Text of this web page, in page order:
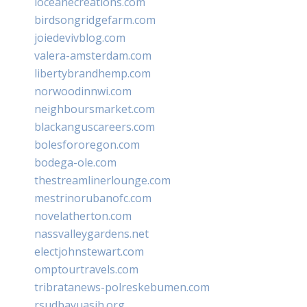
birdsongridgefarm.com
joiedevivblog.com
valera-amsterdam.com
libertybrandhemp.com
norwoodinnwi.com
neighboursmarket.com
blackanguscareers.com
bolesfororegon.com
bodega-ole.com
thestreamlinerlounge.com
mestrinorubanofc.com
novelatherton.com
nassvalleygardens.net
electjohnstewart.com
omptourtravels.com
tribratanews-polreskebumen.com